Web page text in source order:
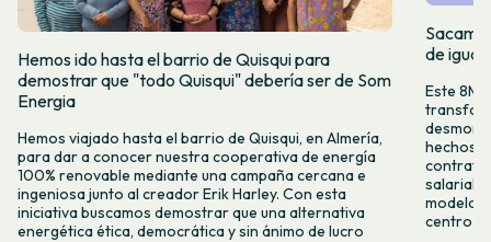
Hemos ido hasta el barrio de Quisqui para
demostrar que "todo Quisqui" debería ser de Som
Energia
Hemos viajado hasta el barrio de Quisqui, en Almería,
para dar a conocer nuestra cooperativa de energía
100% renovable mediante una campaña cercana e
ingeniosa junto al creador Erik Harley. Con esta
iniciativa buscamos demostrar que una alternativa
energética ética, democrática y sin ánimo de lucro
de
Este 8M,
hechos y
salarial y
modelo
centro